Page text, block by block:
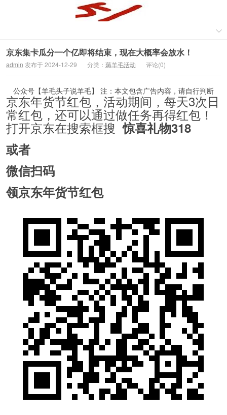
京东集卡瓜分一个亿即将结束，现在大概率会放水！
admin 发布于 2024-12-29 分类： 薅羊毛活动 评论(0)
公众号【羊毛头子说羊毛】 注：本文包含广告内容，请自行判断
京东年货节红包，活动期间，每天3次日
常红包，还可以通过做任务再得红包！
打开京东在搜索框搜惊喜礼物318
或者
微信扫码
领京东年货节红包